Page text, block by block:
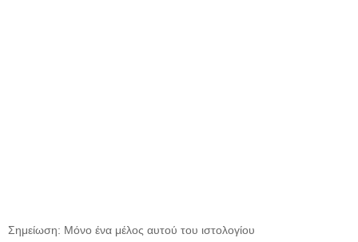
Σημείωση: Μόνο ένα μέλος αυτού του ιστολογίου